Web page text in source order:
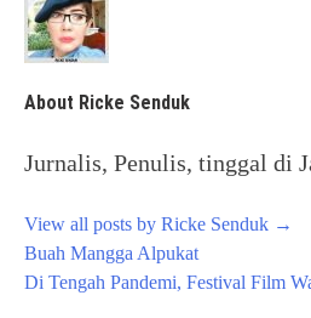
About Ricke Senduk
Jurnalis, Penulis, tinggal di
View all posts by Ricke Senduk →
Post
navigation
Buah Mangga Alpukat
Di Tengah Pandemi, Festival Film